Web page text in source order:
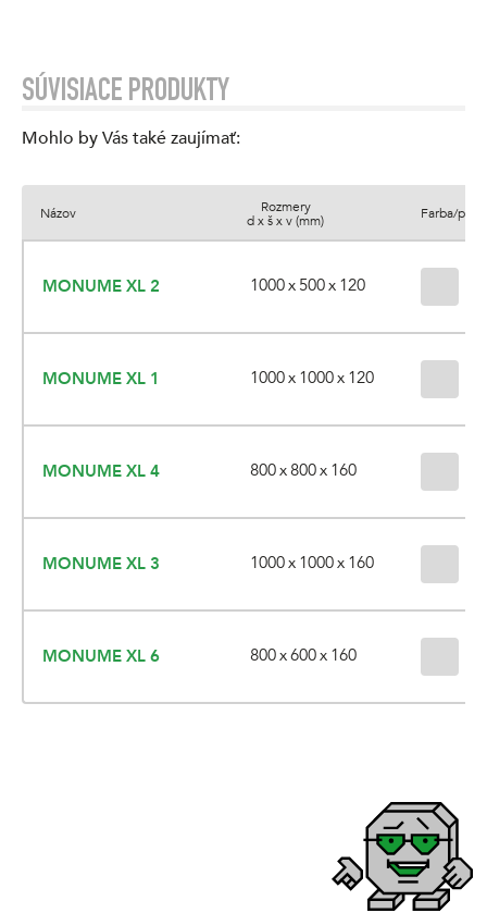
SÚVISIACE PRODUKTY
Mohlo by Vás také zaujímať:
Názov
Rozmery
d x š x v (mm)
Farba/
MONUME XL 2 1000 x 500 x 120
MONUME XL 1 1000 x 1000 x 120
MONUME XL 4 800 x 800 x 160
MONUME XL 3 1000 x 1000 x 160
MONUME XL 6 800 x 600 x 160